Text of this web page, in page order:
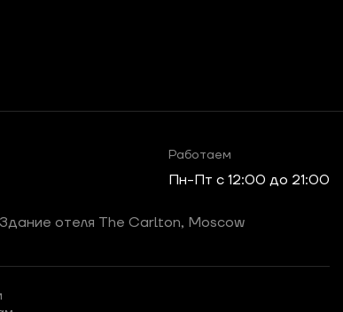
Работаем
Пн-Пт c 12:00 до 21:00
Здание отеля The Carlton, Moscow